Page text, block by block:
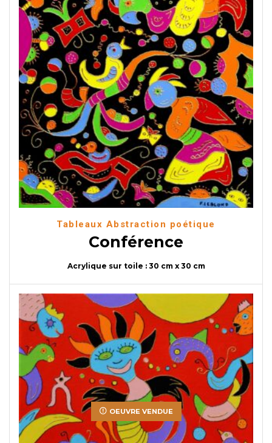
Tableaux Abstraction poétique
Conférence
Acrylique sur toile : 30 cm x 30 cm
OEUVRE VENDUE